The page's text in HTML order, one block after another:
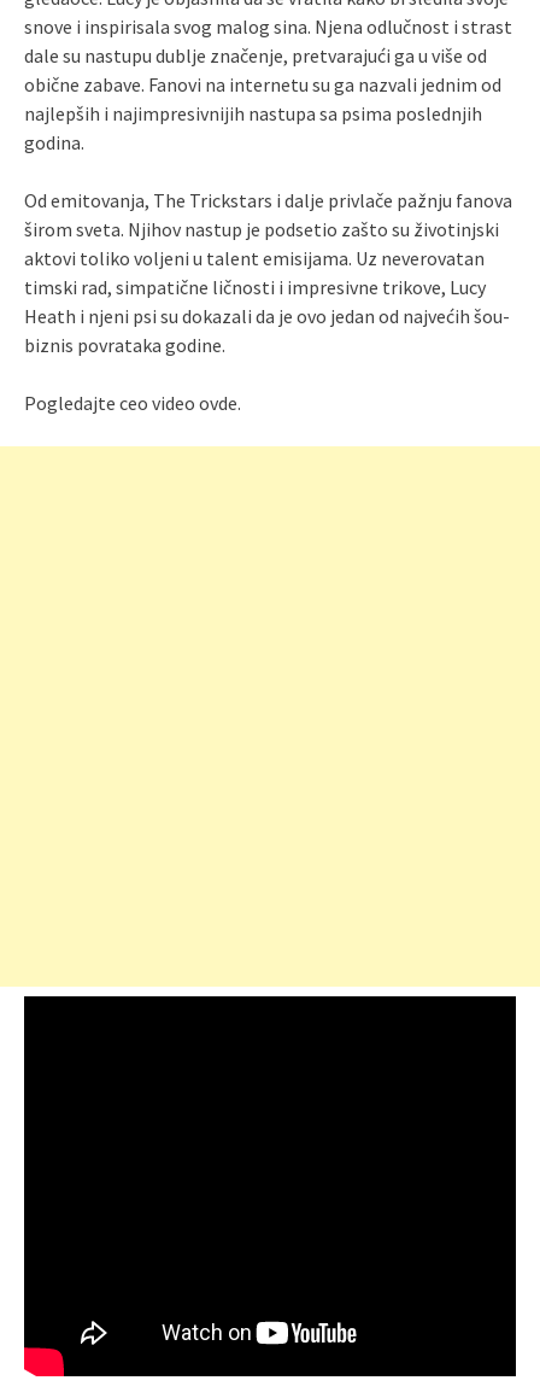
snove i inspirisala svog malog sina. Njena odlučnost i strast
dale su nastupu dublje značenje, pretvarajući ga u više od
obične zabave. Fanovi na internetu su ga nazvali jednim od
najlepših i najimpresivnijih nastupa sa psima poslednjih
godina.
Od emitovanja, The Trickstars i dalje privlače pažnju fanova
širom sveta. Njihov nastup je podsetio zašto su životinjski
aktovi toliko voljeni u talent emisijama. Uz neverovatan
timski rad, simpatične ličnosti i impresivne trikove, Lucy
Heath i njeni psi su dokazali da je ovo jedan od najvećih šou-
biznis povrataka godine.
Pogledajte ceo video ovde.